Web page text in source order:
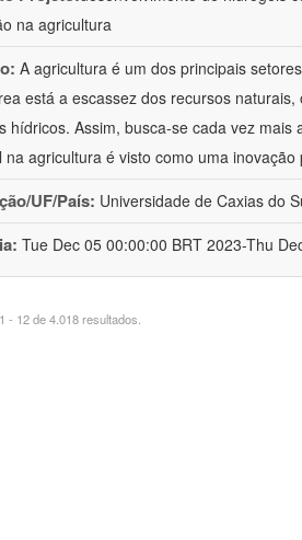
na agricultura
A agricultura é um dos principais
está a escassez dos recursos
hídricos. Assim, busca-se cada vez
na agricultura é visto como uma inovação
UF/País: Universidade de Caxias do
Tue Dec 05 00:00:00 BRT 2023-Thu
- 12 de 4.018 resultados.